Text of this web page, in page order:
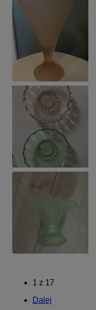
1 z 17
Dalej